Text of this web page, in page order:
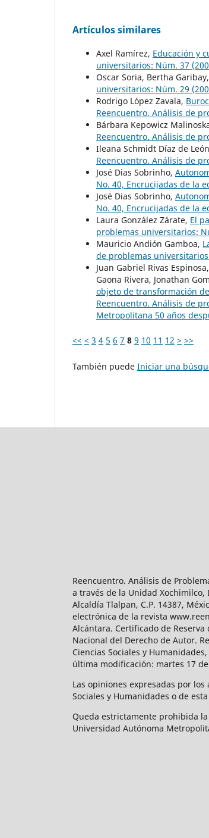
Artículos similares
Axel Ramírez, Educación y
universitarios: Núm. 37
Oscar Soria, Bertha Garibay,
universitarios: Núm. 29
Rodrigo López Zavala,
Reencuentro. Análisis de
Bárbara Kepowicz
Reencuentro. Análisis de
Ileana Schmidt Díaz de
Reencuentro. Análisis de
José Dias Sobrinho,
No. 40, Encrucijadas de la
José Dias Sobrinho,
No. 40, Encrucijadas de la
Laura González Zárate, El
problemas universitarios:
Mauricio Andión Gamboa,
de problemas
Juan Gabriel Rivas
Gaona Rivera, Jonathan
objeto de transformación
Reencuentro. Análisis de
Metropolitana 50 años
<< < 3 4 5 6 7 8 9 10 11 12 > >>
También puede Iniciar una
Reencuentro. Análisis de
a través de la Unidad Xochimilco,
Alcaldía Tlalpan, C.P. 14387,
electrónica de la revista
Alcántara. Certificado de
Nacional del Derecho de Autor.
Ciencias Sociales y
última modificación: martes 17
Las opiniones expresadas por
Sociales y Humanidades o de
Queda estrictamente prohibida
Universidad Autónoma